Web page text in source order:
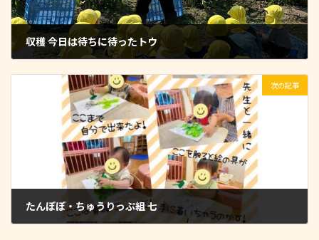
収穫 今日は待ちに待ったトウ
次の記事
たんぽぽ・ちゅうりっぷ組 七